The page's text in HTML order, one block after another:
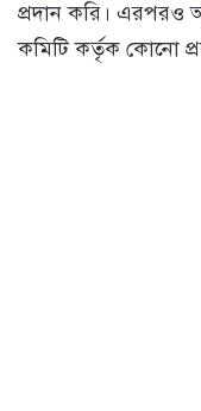
প্রদান করি। এরপরও
কমিটি কর্তৃক কোনো